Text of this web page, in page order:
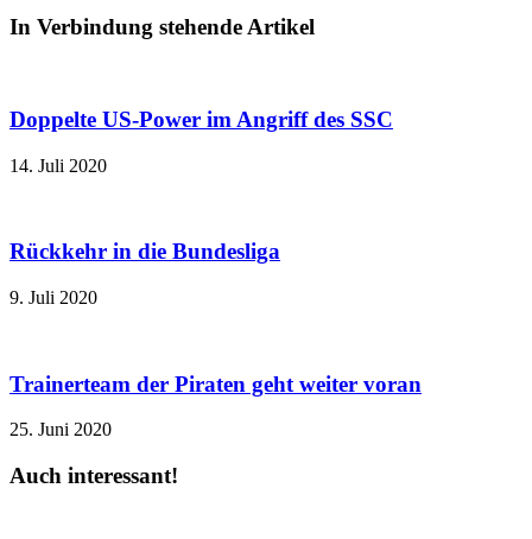
In Verbindung stehende Artikel
Doppelte US-Power im Angriff des SSC
14. Juli 2020
Rückkehr in die Bundesliga
9. Juli 2020
Trainerteam der Piraten geht weiter voran
25. Juni 2020
Auch interessant!